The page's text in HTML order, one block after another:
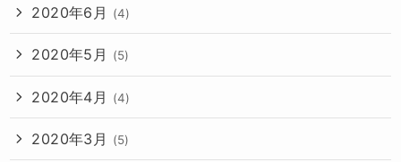
2020年6月 (4)
2020年5月 (5)
2020年4月 (4)
2020年3月 (5)